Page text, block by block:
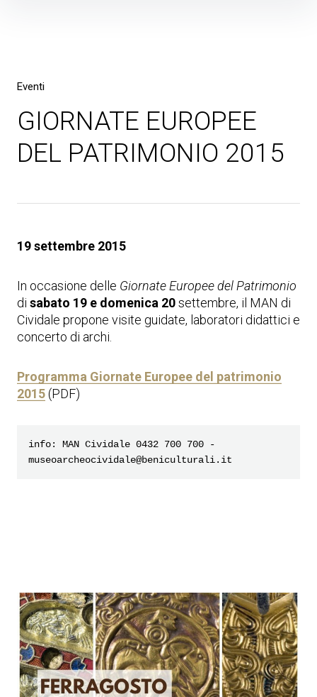
Eventi
GIORNATE EUROPEE
DEL PATRIMONIO 2015
19 settembre 2015
In occasione delle Giornate Europee del Patrimonio
di sabato 19 e domenica 20settembre, il MAN di
Cividale propone visite guidate, laboratori didattici e
concerto di archi.
Programma Giornate Europee del patrimonio
2015(PDF)
info: MAN Cividale 0432 700 700 -
museoarcheocividale@beniculturali.it